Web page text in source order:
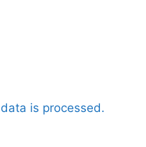
is processed.